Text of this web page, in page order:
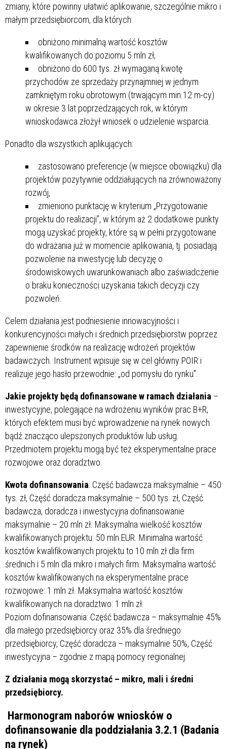
zmiany, które powinny ułatwić aplikowanie, szczególnie mikro i
małym przedsiębiorcom, dla których:
obniżono minimalną wartość kosztów
kwalifikowanych do poziomu 5 mln zł,
obniżono do 600 tys. zł wymaganą kwotę
przychodów ze sprzedaży przynajmniej w jednym
zamkniętym roku obrotowym (trwającym min.12 m-cy)
w okresie 3 lat poprzedzających rok, w którym
wnioskodawca złożył wniosek o udzielenie wsparcia.
Ponadto dla wszystkich aplikujących:
zastosowano preferencje (w miejsce obowiązku) dla
projektów pozytywnie oddziałujących na zrównoważony
rozwój,
zmieniono punktację w kryterium „Przygotowanie
projektu do realizacji”, w którym aż 2 dodatkowe punkty
mogą uzyskać projekty, które są w pełni przygotowane
do wdrażania już w momencie aplikowania, tj. posiadają
pozwolenie na inwestycję lub decyzję o
środowiskowych uwarunkowaniach albo zaświadczenie
o braku konieczności uzyskania takich decyzji czy
pozwoleń.
Celem działania jest podniesienie innowacyjności i
konkurencyjności małych i średnich przedsiębiorstw poprzez
zapewnienie środków na realizację wdrożeń projektów
badawczych. Instrument wpisuje się w cel główny POIR i
realizuje jego hasło przewodnie: „od pomysłu do rynku".
Jakie projekty będą dofinansowane w ramach działania –
inwestycyjne, polegające na wdrożeniu wyników prac B+R,
których efektem musi być wprowadzenie na rynek nowych
bądź znacząco ulepszonych produktów lub usług.
Przedmiotem projektu mogą być też eksperymentalne prace
rozwojowe oraz doradztwo.
Kwota dofinansowania: Część badawcza maksymalnie – 450
tys. zł, Część doradcza maksymalnie – 500 tys. zł, Część
badawcza, doradcza i inwestycyjna dofinansowanie
maksymalnie – 20 mln zł. Maksymalna wielkość kosztów
kwalifikowanych projektu: 50 mln EUR. Minimalna wartość
kosztów kwalifikowanych projektu to 10 mln zł dla firm
średnich i 5 mln dla mikro i małych firm. Maksymalna wartość
kosztów kwalifikowanych na eksperymentalne prace
rozwojowe: 1 mln zł. Maksymalna wartość kosztów
kwalifikowanych na doradztwo: 1 mln zł.
Poziom dofinansowania: Część badawcza – maksymalnie 45%
dla małego przedsiębiorcy oraz 35% dla średniego
przedsiębiorcy, Część doradcza – maksymalnie 50%, Część
inwestycyjna – zgodnie z mapą pomocy regionalnej.
Z działania mogą skorzystać – mikro, mali i średni
przedsiębiorcy.
Harmonogram naborów wniosków o
dofinansowanie dla poddziałania 3.2.1 (Badania
na rynek)